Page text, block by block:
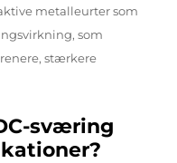
metalleurter som
som
stærkere
sværing